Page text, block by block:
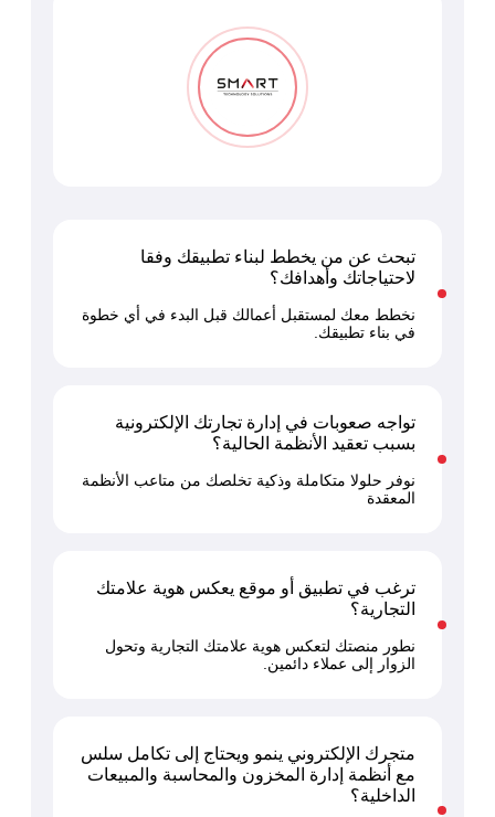
تبحث عن من يخطط لبناء تطبيقك وفقا
لاحتياجاتك وأهدافك؟
نخطط معك لمستقبل أعمالك قبل البدء في أي خطوة
في بناء تطبيقك.
تواجه صعوبات في إدارة تجارتك الإلكترونية
بسبب تعقيد الأنظمة الحالية؟
نوفر حلولا متكاملة وذكية تخلصك من متاعب الأنظمة
المعقدة
ترغب في تطبيق أو موقع يعكس هوية علامتك
التجارية؟
نطور منصتك لتعكس هوية علامتك التجارية وتحول
الزوار إلى عملاء دائمين.
متجرك الإلكتروني ينمو ويحتاج إلى تكامل سلس
مع أنظمة إدارة المخزون والمحاسبة والمبيعات
الداخلية؟